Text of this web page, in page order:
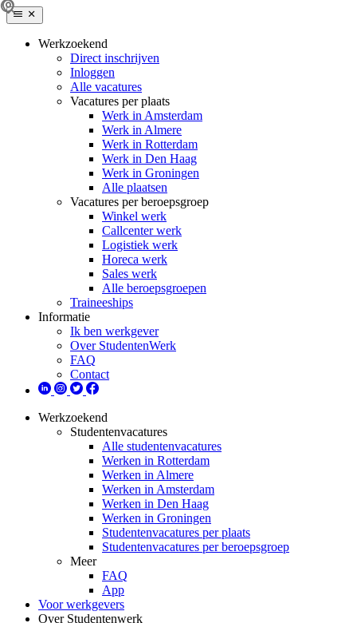
Werkzoekend
Direct inschrijven
Inloggen
Alle vacatures
Vacatures per plaats
Werk in Amsterdam
Werk in Almere
Werk in Rotterdam
Werk in Den Haag
Werk in Groningen
Alle plaatsen
Vacatures per beroepsgroep
Winkel werk
Callcenter werk
Logistiek werk
Horeca werk
Sales werk
Alle beroepsgroepen
Traineeships
Informatie
Ik ben werkgever
Over StudentenWerk
FAQ
Contact
Werkzoekend
Studentenvacatures
Alle studentenvacatures
Werken in Rotterdam
Werken in Almere
Werken in Amsterdam
Werken in Den Haag
Werken in Groningen
Studentenvacatures per plaats
Studentenvacatures per beroepsgroep
Meer
FAQ
App
Voor werkgevers
Over Studentenwerk